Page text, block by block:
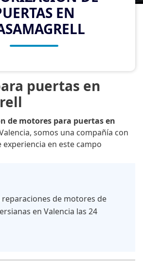
EN
puertas en
de motores para puertas en
somos una compañía con
experiencia en este campo
reparaciones de motores de
en Valencia las 24